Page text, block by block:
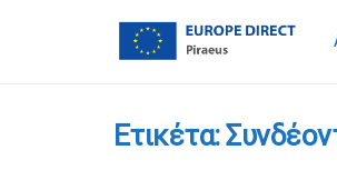
Ετικέτα: